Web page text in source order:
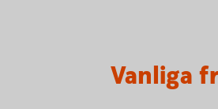
Vanliga